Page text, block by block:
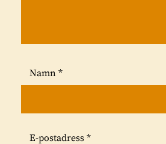
Namn *
E-postadress *